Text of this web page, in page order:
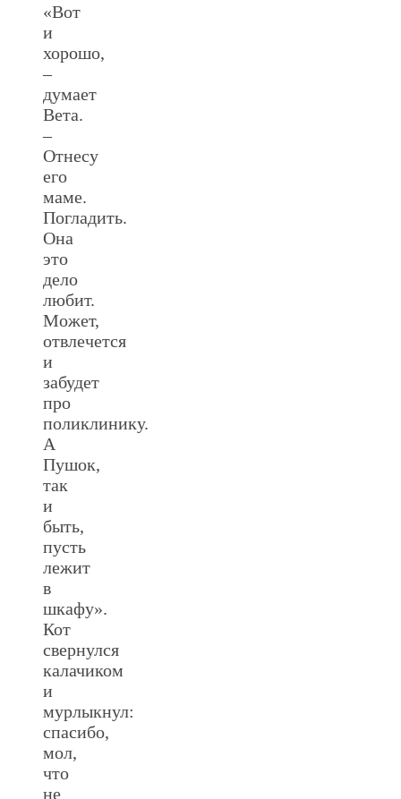
«Вот
и
хорошо,
–
думает
Вета.
–
Отнесу
его
маме.
Погладить.
Она
это
дело
любит.
Может,
отвлечется
и
забудет
про
поликлинику.
А
Пушок,
так
и
быть,
пусть
лежит
в
шкафу».
Кот
свернулся
калачиком
и
мурлыкнул:
спасибо,
мол,
что
не